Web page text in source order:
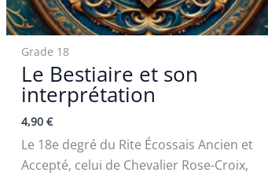
Grade 18
Le Bestiaire et son
interprétation
4,90€
Le 18e degré du Rite Écossais Ancien et
Accepté, celui de Chevalier Rose-Croix,